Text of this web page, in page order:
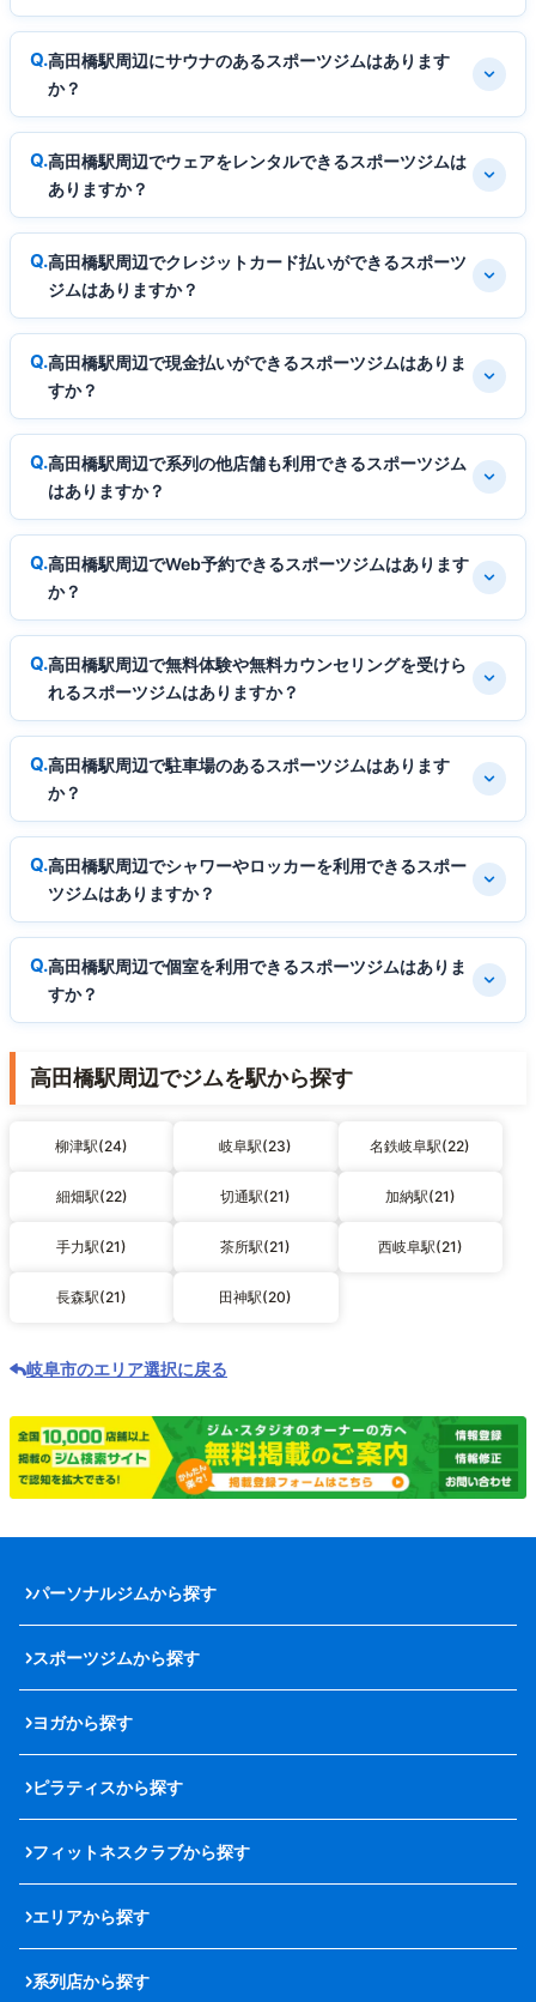
高田橋駅周辺にサウナのあるスポーツジムはあります
か？
高田橋駅周辺でウェアをレンタルできるスポーツジムは
ありますか？
高田橋駅周辺でクレジットカード払いができるスポーツ
ジムはありますか？
高田橋駅周辺で現金払いができるスポーツジムはありま
すか？
高田橋駅周辺で系列の他店舗も利用できるスポーツジム
はありますか？
高田橋駅周辺でWeb予約できるスポーツジムはあります
か？
高田橋駅周辺で無料体験や無料カウンセリングを受けら
れるスポーツジムはありますか？
高田橋駅周辺で駐車場のあるスポーツジムはあります
か？
高田橋駅周辺でシャワーやロッカーを利用できるスポー
ツジムはありますか？
高田橋駅周辺で個室を利用できるスポーツジムはありま
すか？
高田橋駅周辺でジムを駅から探す
柳津駅(24) 岐阜駅(23) 名鉄岐阜駅(22)
細畑駅(22) 切通駅(21) 加納駅(21)
手力駅(21) 茶所駅(21) 西岐阜駅(21)
長森駅(21) 田神駅(20)
岐阜市のエリア選択に戻る
パーソナルジムから探す
スポーツジムから探す
ヨガから探す
ピラティスから探す
フィットネスクラブから探す
エリアから探す
系列店から探す